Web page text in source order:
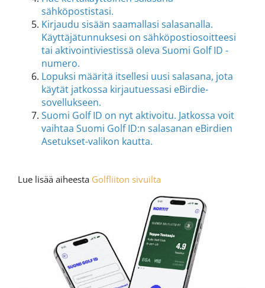
sähköpostistasi.
Kirjaudu sisään saamallasi salasanalla.
Käyttäjätunnuksesi on sähköpostiosoitteesi
tai aktivointiviestissä oleva Suomi Golf ID -
numero.
Lopuksi määritä itsellesi uusi salasana, jota
käytät jatkossa kirjautuessasi eBirdie-
sovellukseen.
Suomi Golf ID on nyt aktivoitu. Jatkossa voit
vaihtaa Suomi Golf ID:n salasanan eBirdien
Asetukset-valikon kautta.
Lue lisää aiheesta Golfliiton sivuilta